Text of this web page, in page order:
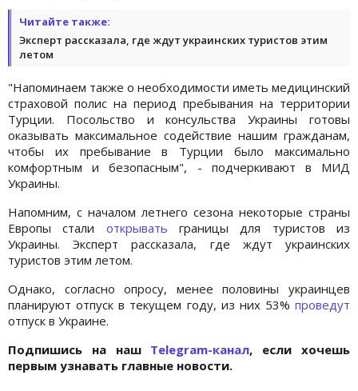
Читайте также:
Эксперт рассказала, где ждут украинских туристов этим
летом
"Напоминаем также о необходимости иметь медицинский
страховой полис на период пребывания на территории
Турции. Посольство и консульства Украины готовы
оказывать максимальное содействие нашим гражданам,
чтобы их пребывание в Турции было максимально
комфортным и безопасным", - подчеркивают в МИД
Украины.
Напомним, с началом летнего сезона некоторые страны
Европы стали открывать границы для туристов из
Украины. Эксперт рассказала, где ждут украинских
туристов этим летом.
Однако, согласно опросу, менее половины украинцев
планируют отпуск в текущем году, из них 53% проведут
отпуск в Украине.
Подпишись на наш Telegram-канал, если хочешь
первым узнавать главные новости.